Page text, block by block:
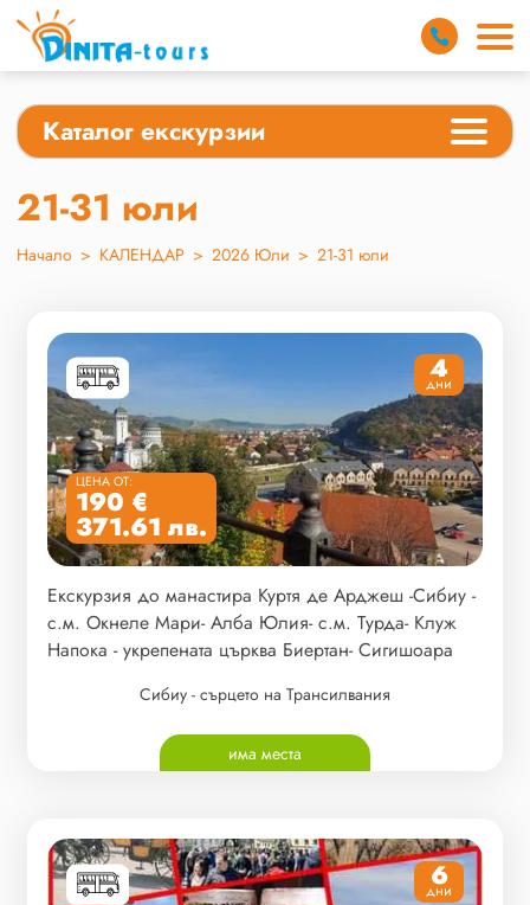
Каталог екскурзии
21-31 юли
Начало > КАЛЕНДАР > 2026 Юли > 21-31 юли
4
дни
ЦЕНА ОТ:
190 €
371.61 лв.
Екскурзия до манастира Куртя де Арджеш -Сибиу -
с.м. Окнеле Мари- Алба Юлия- с.м. Турда- Клуж
Напока - укрепената църква Биертан- Сигишоара
Сибиу - сърцето на Трансилвания
има места
6
дни